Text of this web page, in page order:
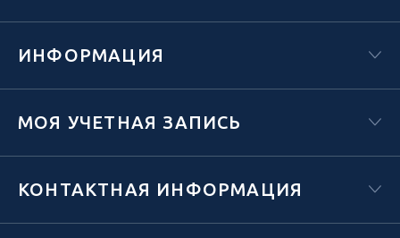
ИНФОРМАЦИЯ
МОЯ УЧЕТНАЯ ЗАПИСЬ
КОНТАКТНАЯ ИНФОРМАЦИЯ